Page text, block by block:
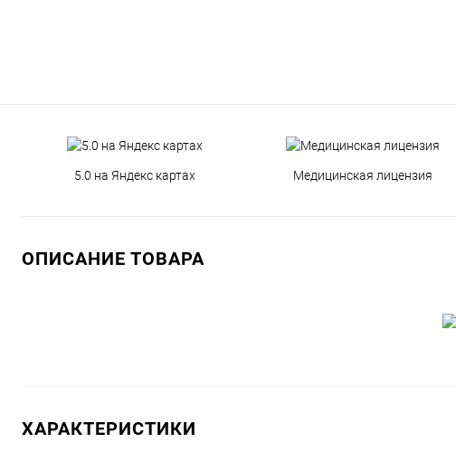
5.0 на Яндекс картах Медицинская лицензия
ОПИСАНИЕ ТОВАРА
ХАРАКТЕРИСТИКИ